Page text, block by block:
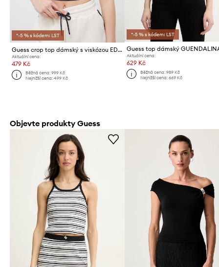
*-5 % s kódem: LST
Guess crop top dámský s viskózou EDIE
Aktuální cena:
479 Kč
Běžná cena:999 Kč
Nejnižší cena:499 Kč
*-5 % s kódem: LST
Guess top dámský
Aktuální cena:
629 Kč
Běžná cena: 989 Kč
Nejnižší cena: 669 Kč
Objevte produkty Guess